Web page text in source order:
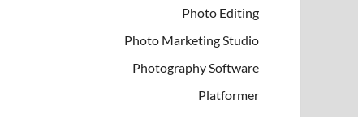
Photo Editing
Photo Marketing Studio
Photography Software
Platformer